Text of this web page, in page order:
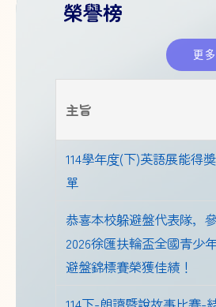
榮譽榜
更
主旨
114學年度(下)英語展能得
單
恭喜本校躲避盤代表隊，
2026徐匯扶輪盃全國青少
避盤錦標賽榮獲佳績！